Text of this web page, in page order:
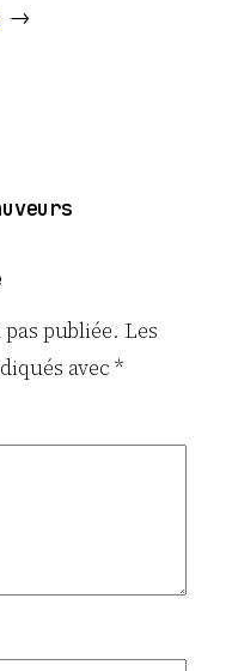
→
pas publiée. Les
avec*